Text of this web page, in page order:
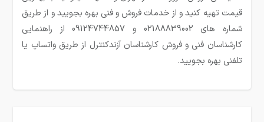
قیمت تهیه کنید و از خدمات فروش و فنی بهره بجویید و از طریق
شماره های 02188839002 و 09124744857 از راهنمایی
کارشناسان فنی و فروش کارشناسان آزندکنترل از طریق واتساپ یا
تلفنی بهره بجویید.